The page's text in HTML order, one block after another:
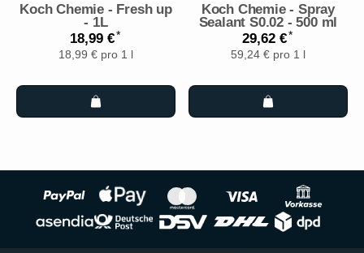
Koch Chemie - Fresh up
- 1L
18,99 €*
18,99 € pro 1 l
Koch Chemie - Spray
Sealant S0.02 - 500 ml
29,62 €*
59,24 € pro 1 l